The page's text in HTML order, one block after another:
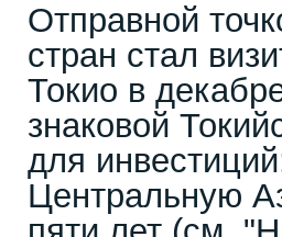
Отправной
стран стал
Токио в
знаковой
для
Центральную